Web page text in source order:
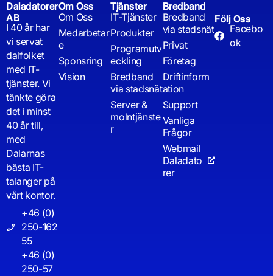
Daladatorer
AB
I 40 år har
vi servat
dalfolket
med IT-
tjänster. Vi
tänkte göra
det i minst
40 år till,
med
Dalarnas
bästa IT-
talanger på
vårt kontor.
+46 (0)
250-162
55
+46 (0)
250-57
Om Oss
Om Oss
Medarbetar
e
Sponsring
Vision
Tjänster
IT-Tjänster
Produkter
Programutv
eckling
Bredband
via stadsnät
Server &
molntjänste
r
Bredband
Bredband
via stadsnät
Privat
Företag
Driftinform
ation
Support
Vanliga
Frågor
Webmail
Daladato
rer
Följ Oss
Facebo
ok